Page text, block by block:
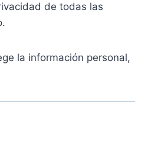
de todas las
la información personal,